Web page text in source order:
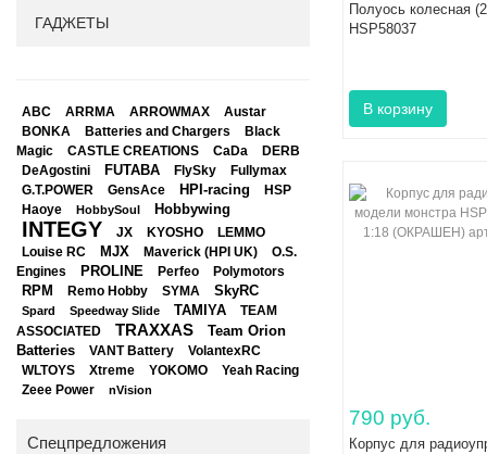
ГАДЖЕТЫ
ABC ARRMA ARROWMAX Austar
BONKA Batteries and Chargers
Black
Magic
CASTLE CREATIONS CaDa DERB
DeAgostini FUTABA FlySky Fullymax
G.T.POWER GensAce HPI-racing
HSP
Haoye
HobbySoul Hobbywing
INTEGY JX KYOSHO
LEMMO
Louise RC
MJX Maverick (HPI UK)
O.S.
Engines
PROLINE Perfeo Polymotors
RPM Remo Hobby SYMA SkyRC
Spard Speedway Slide TAMIYA
TEAM
ASSOCIATED
TRAXXAS
Team Orion
Batteries
VANT Battery VolantexRC
WLTOYS Xtreme YOKOMO Yeah Racing
Zeee Power nVision
Спецпредложения
Полуось колесная
HSP58037
790 руб.
Корпус для